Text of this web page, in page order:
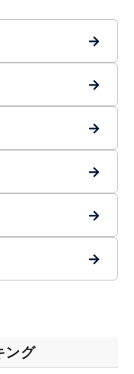
→
→
→
→
→
→
ング